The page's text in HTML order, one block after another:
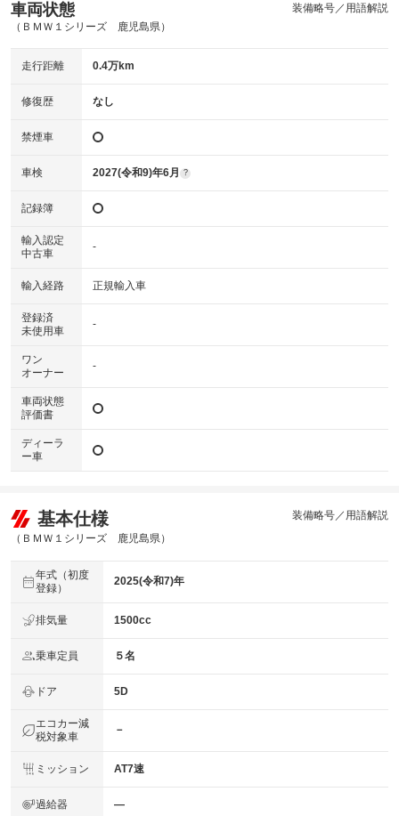
車両状態
（ＢＭＷ１シリーズ 鹿児島県）
装備略号／用語解説
走行距離 0.4万km
修復歴 なし
禁煙車
車検 2027(令和9)年6月 ?
記録簿
輸入認定
中古車
-
輸入経路 正規輸入車
登録済
未使用車
-
ワン
オーナー
-
車両状態
評価書
ディーラ
ー車
基本仕様
（ＢＭＷ１シリーズ 鹿児島県）
装備略号／用語解説
年式（初度
登録）
2025(令和7)年
排気量 1500cc
乗車定員 ５名
ドア 5D
エコカー減
税対象車
－
ミッション AT7速
過給器 ―